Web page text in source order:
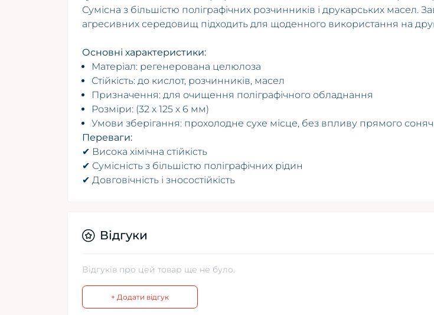
Сумісна з більшістю поліграфічних розчинників і друкарських масел.
агресивних середовищ підходить для щоденного використання на
Основні характеристики:
Матеріал: регенерована целюлоза
Стійкість: до кислот, розчинників, масел
Призначення: для очищення поліграфічного обладнання
Розміри: (32 х 125 х 6 мм)
Умови зберігання: прохолодне сухе місце, без впливу прямого
Переваги:
✔ Висока хімічна стійкість
✔ Сумісність з більшістю поліграфічних рідин
✔ Довговічність і зносостійкість
Відгуки
Відгуків про цей товар ще не було.
+ Додати відгук